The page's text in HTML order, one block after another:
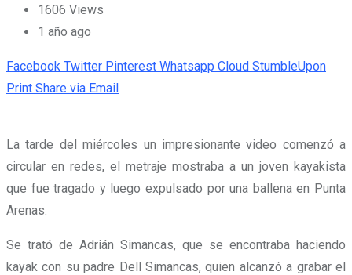
1606 Views
1 año ago
Facebook Twitter Pinterest Whatsapp Cloud StumbleUpon
Print Share via Email
La tarde del miércoles un impresionante video comenzó a
circular en redes, el metraje mostraba a un joven kayakista
que fue tragado y luego expulsado por una ballena en Punta
Arenas.
Se trató de Adrián Simancas, que se encontraba haciendo
kayak con su padre Dell Simancas, quien alcanzó a grabar el